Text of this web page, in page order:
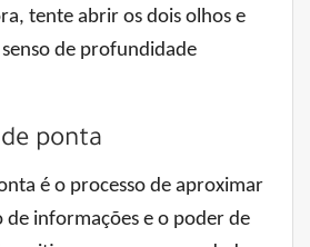
tente abrir os dois olhos e
de profundidade
ponta
é o processo de aproximar
informações e o poder de